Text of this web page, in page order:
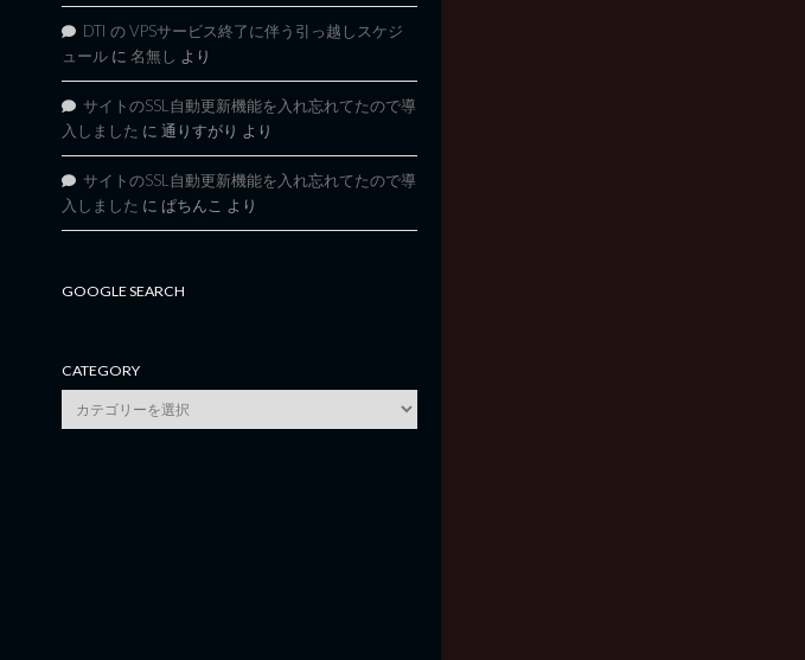
DTI の VPSサービス終了に伴う引っ越しスケジ
ュール に 名無し より
サイトのSSL自動更新機能を入れ忘れてたので導
入しました に 通りすがり より
サイトのSSL自動更新機能を入れ忘れてたので導
入しました に ぱちんこ より
GOOGLE SEARCH
CATEGORY
category